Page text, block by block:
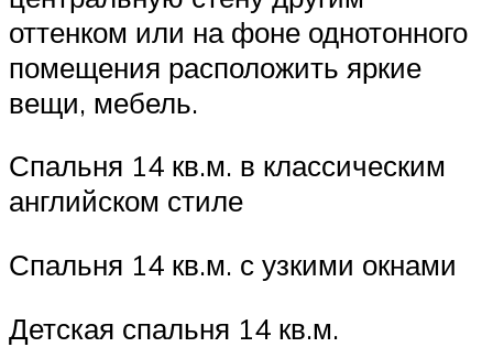
оттенком или на фоне однотонного
помещения расположить яркие
вещи, мебель.
Спальня 14 кв.м. в классическим
английском стиле
Спальня 14 кв.м. с узкими окнами
Детская спальня 14 кв.м.